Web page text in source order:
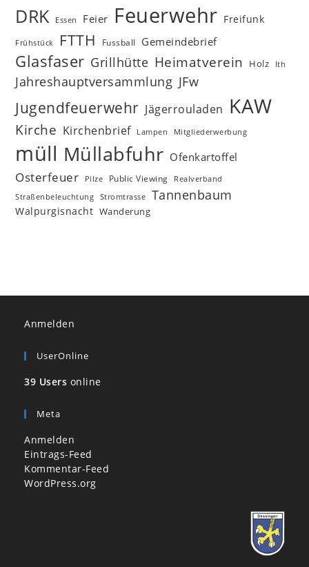
DRK Essen Feier Feuerwehr Freifunk
Frühstück FTTH Fussball Gemeindebrief
Glasfaser Grillhütte Heimatverein Holz Ith
Jahreshauptversammlung JFw
Jugendfeuerwehr Jägerrouladen KAW
Kirche Kirchenbrief Lampen Mitgliederwerbung
müll Müllabfuhr Ofenkartoffel
Osterfeuer Pilze Public Viewing
Realverband
Straßenbeleuchtung
Stromtrasse Tannenbaum
Walpurgisnacht Wanderung
Anmelden
UserOnline
39 Users online
Meta
Anmelden
Eintrags-Feed
Kommentar-Feed
WordPress.org